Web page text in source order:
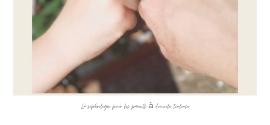
La sophrologie pour les parents à domicile toulouse